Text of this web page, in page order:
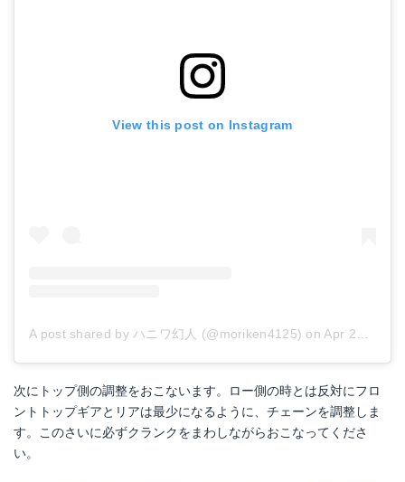
View this post on Instagram
A post shared by ハニワ幻人 (@moriken4125) on Apr 26, 2017 at 4:22am PDT
次にトップ側の調整をおこないます。ロー側の時とは反対にフロ
ントトップギアとリアは最少になるように、チェーンを調整しま
す。このさいに必ずクランクをまわしながらおこなってくださ
い。